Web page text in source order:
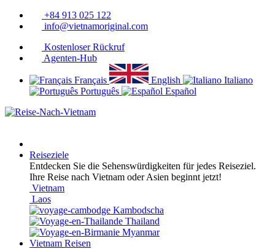
+84 913 025 122
info@vietnamoriginal.com
Kostenloser Rückruf
Agenten-Hub
Français English
Italiano
Português
Español
Reiseziele
Entdecken Sie die Sehenswürdigkeiten für jedes Reiseziel.
Ihre Reise nach Vietnam oder Asien beginnt jetzt!
Vietnam
Laos
Kambodscha
Thailand
Myanmar
Vietnam Reisen